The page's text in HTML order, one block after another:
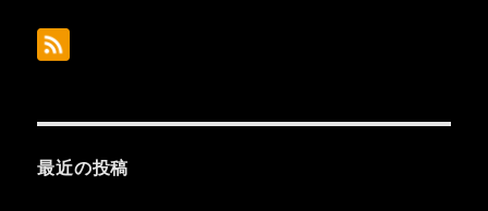
最近の投稿